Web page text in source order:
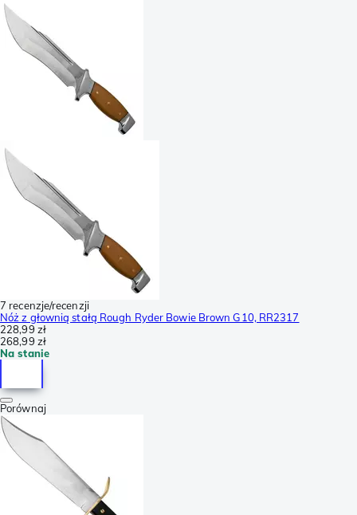
7 recenzje/recenzji
Nóż z głownią stałą Rough Ryder Bowie Brown G10, RR2317
228,99 zł
268,99 zł
Na stanie
Porównaj